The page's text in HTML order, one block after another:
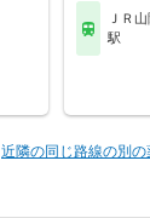
ＪＲ
駅
近隣の同じ路線の別